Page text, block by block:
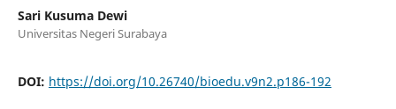
Sari Kusuma Dewi
Universitas Negeri Surabaya
DOI: https://doi.org/10.26740/bioedu.v9n2.p186-192